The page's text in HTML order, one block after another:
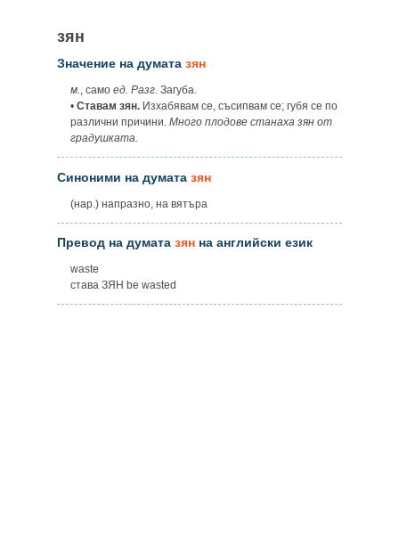
зян
Значение на думата зян
м., само ед. Разг. Загуба.
• Ставам зян. Изхабявам се, съсипвам се; губя се по
различни причини. Много плодове станаха зян от
градушката.
Синоними на думата зян
(нар.) напразно, на вятъра
Превод на думата зян на английски език
waste
става ЗЯН be wasted